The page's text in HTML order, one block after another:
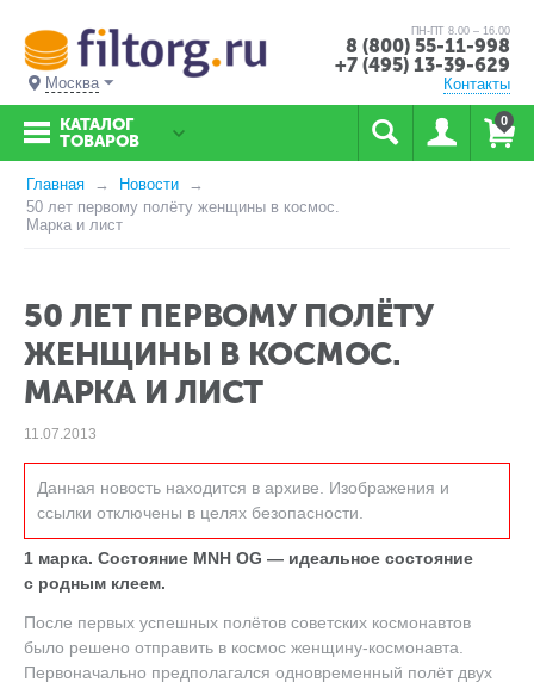
Москва
ПН-ПТ 8.00 – 16.00
8 (800) 55-11-998
+7 (495) 13-39-629
Контакты
0
КАТАЛОГ
ТОВАРОВ
Главная
Новости
50 лет первому полёту женщины в космос.
Марка и лист
50 ЛЕТ ПЕРВОМУ ПОЛЁТУ
ЖЕНЩИНЫ В КОСМОС.
МАРКА И ЛИСТ
11.07.2013
Данная новость находится в архиве. Изображения и
ссылки отключены в целях безопасности.
1 марка. Состояние MNH OG — идеальное состояние
с родным клеем.
После первых успешных полётов советских космонавтов
было решено отправить в космос женщину-космонавта.
Первоначально предполагался одновременный полёт двух